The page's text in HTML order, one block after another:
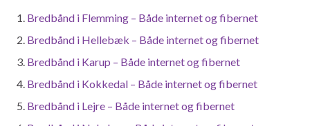
Bredbånd i Flemming – Både internet og fibernet
Bredbånd i Hellebæk – Både internet og fibernet
Bredbånd i Karup – Både internet og fibernet
Bredbånd i Kokkedal – Både internet og fibernet
Bredbånd i Lejre – Både internet og fibernet